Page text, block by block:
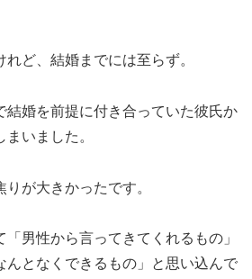
ど、結婚までには至らず。
結婚を前提に付き合っていた彼氏か
いました。
が大きかったです。
男性から言ってきてくれるもの」
んとなくできるもの」と思い込んで